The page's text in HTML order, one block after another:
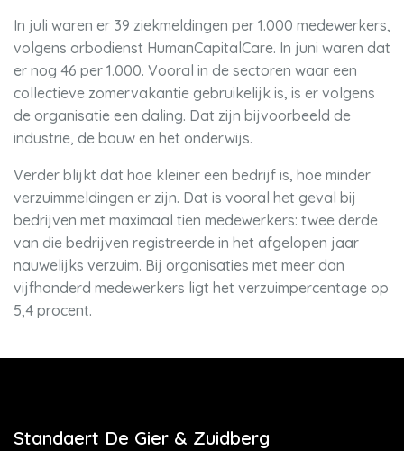
In juli waren er 39 ziekmeldingen per 1.000 medewerkers,
volgens arbodienst HumanCapitalCare. In juni waren dat
er nog 46 per 1.000. Vooral in de sectoren waar een
collectieve zomervakantie gebruikelijk is, is er volgens
de organisatie een daling. Dat zijn bijvoorbeeld de
industrie, de bouw en het onderwijs.
Verder blijkt dat hoe kleiner een bedrijf is, hoe minder
verzuimmeldingen er zijn. Dat is vooral het geval bij
bedrijven met maximaal tien medewerkers: twee derde
van die bedrijven registreerde in het afgelopen jaar
nauwelijks verzuim. Bij organisaties met meer dan
vijfhonderd medewerkers ligt het verzuimpercentage op
5,4 procent.
Standaert De Gier & Zuidberg